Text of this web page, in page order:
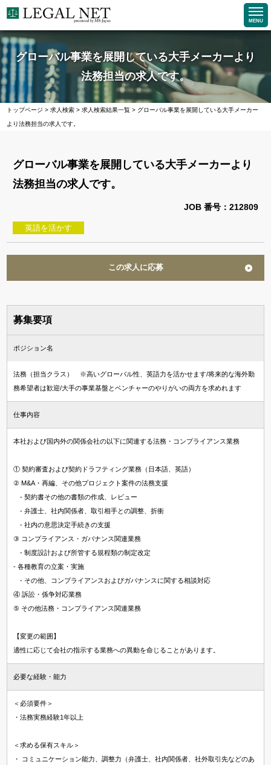
MENU
グローバル事業を展開している大手メーカーより
法務担当の求人です。
トップページ >求人検索 >求人検索結果一覧 > グローバル事業を展開している大手メーカー
より法務担当の求人です。
グローバル事業を展開している大手メーカーより
法務担当の求人です。
JOB 番号：212809
英語を活かす
この求人に応募
募集要項
ポジション名
法務（担当クラス） ※高いグローバル性、英語力を活かせます/将来的な海外勤
務希望者は歓迎/大手の事業基盤とベンチャーのやりがいの両方を求めれます
仕事内容
本社および国内外の関係会社の以下に関連する法務・コンプライアンス業務
① 契約審査および契約ドラフティング業務（日本語、英語）
② M&A・再編、その他プロジェクト案件の法務支援
- 契約書その他の書類の作成、レビュー
- 弁護士、社内関係者、取引相手との調整、折衝
- 社内の意思決定手続きの支援
③ コンプライアンス・ガバナンス関連業務
- 制度設計および所管する規程類の制定改定
- 各種教育の立案・実施
- その他、コンプライアンスおよびガバナンスに関する相談対応
④ 訴訟・係争対応業務
⑤ その他法務・コンプライアンス関連業務
【変更の範囲】
適性に応じて会社の指示する業務への異動を命じることがあります。
必要な経験・能力
＜必須要件＞
・法務実務経験1年以上
＜求める保有スキル＞
・ コミュニケーション能力、調整力（弁護士、社内関係者、社外取引先などのあ